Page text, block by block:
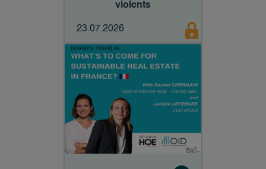
violents
23.07.2026